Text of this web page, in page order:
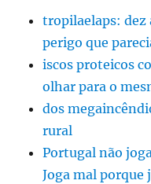
tropilaelaps: dez
perigo que
iscos proteicos
olhar para o
dos
rural
Portugal não
Joga mal